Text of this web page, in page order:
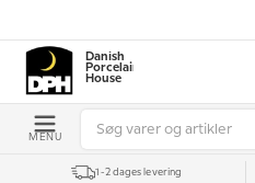
Danish
Porcelain
House
MENU
1-2 dages levering